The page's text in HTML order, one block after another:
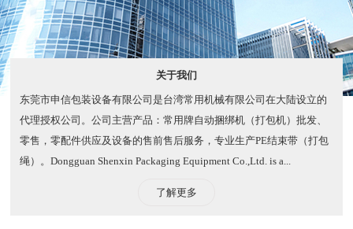
关于我们
东莞市申信包装设备有限公司是台湾常用机械有限公司在大陆设立的
代理授权公司。公司主营产品：常用牌自动捆绑机（打包机）批发、
零售，零配件供应及设备的售前售后服务，专业生产PE结束带（打包
绳）。​ Dongguan Shenxin Packaging Equipment Co.,Ltd. is a...
了解更多